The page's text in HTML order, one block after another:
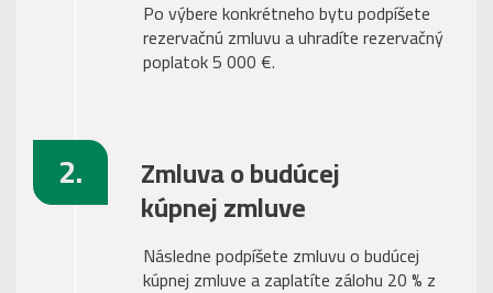
Po výbere konkrétneho bytu podpíšete
rezervačnú zmluvu a uhradíte rezervačný
poplatok 5 000 €.
2. Zmluva o budúcej
kúpnej zmluve
Následne podpíšete zmluvu o budúcej
kúpnej zmluve a zaplatíte zálohu 20 % z